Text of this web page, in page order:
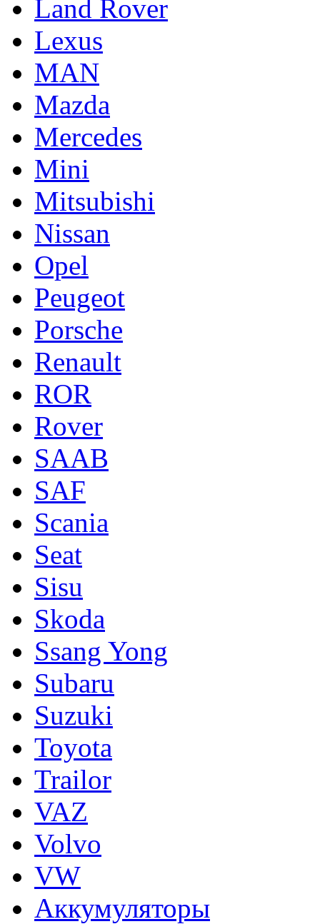
Land Rover
Lexus
MAN
Mazda
Mercedes
Mini
Mitsubishi
Nissan
Opel
Peugeot
Porsche
Renault
ROR
Rover
SAAB
SAF
Scania
Seat
Sisu
Skoda
Ssang Yong
Subaru
Suzuki
Toyota
Trailor
VAZ
Volvo
VW
Аккумуляторы